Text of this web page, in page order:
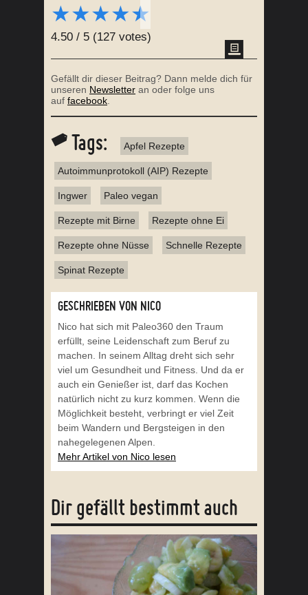
★★★★★
4.50 / 5 (127 votes)
Gefällt dir dieser Beitrag? Dann melde dich für
unseren Newsletter an oder folge uns
auf facebook
Tags: Apfel Rezepte
Autoimmunprotokoll (AIP) Rezepte
Ingwer Paleo vegan
Rezepte mit Birne Rezepte ohne Ei
Rezepte ohne Nüsse Schnelle Rezepte
Spinat Rezepte
GESCHRIEBEN VON NICO
Nico hat sich mit Paleo360 den Traum
erfüllt, seine Leidenschaft zum Beruf zu
machen. In seinem Alltag dreht sich sehr
viel um Gesundheit und Fitness. Und da er
auch ein Genießer ist, darf das Kochen
natürlich nicht zu kurz kommen. Wenn die
Möglichkeit besteht, verbringt er viel Zeit
beim Wandern und Bergsteigen in den
nahegelegenen Alpen.
Mehr Artikel von Nico lesen
Dir gefällt bestimmt auch